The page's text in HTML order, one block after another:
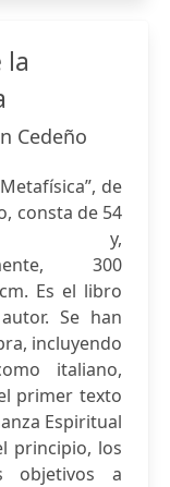
la
Cedeño
de
consta de 54
y,
300
Es el libro
Se han
incluyendo
italiano,
primer texto
Espiritual
principio, los
objetivos a